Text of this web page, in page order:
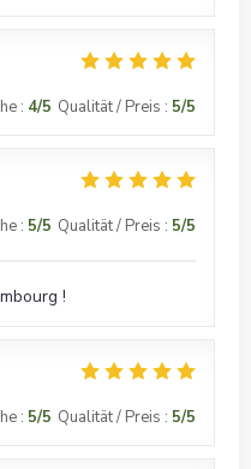
: 4/5 Qualität / Preis : 5/5
: 5/5 Qualität / Preis : 5/5
!
: 5/5 Qualität / Preis : 5/5